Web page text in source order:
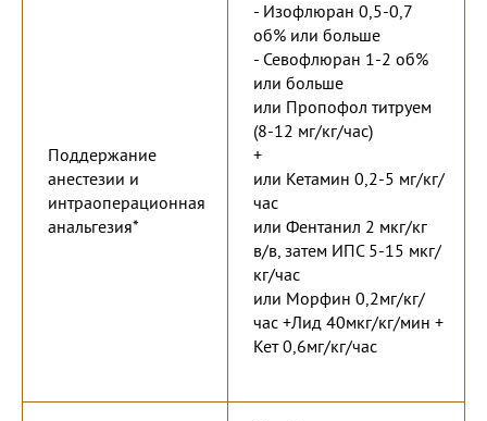
Поддержание
анестезии и
интраоперационная
анальгезия*
- Изофлюран 0,5-0,7
об% или больше
- Севофлюран 1-2 об%
или больше
или Пропофол титруем
(8-12 мг/кг/час)
+
или Кетамин 0,2-5 мг/кг/
час
или Фентанил 2 мкг/кг
в/в, затем ИПС 5-15 мкг/
кг/час
или Морфин 0,2мг/кг/
час +Лид 40мкг/кг/мин +
Кет 0,6мг/кг/час